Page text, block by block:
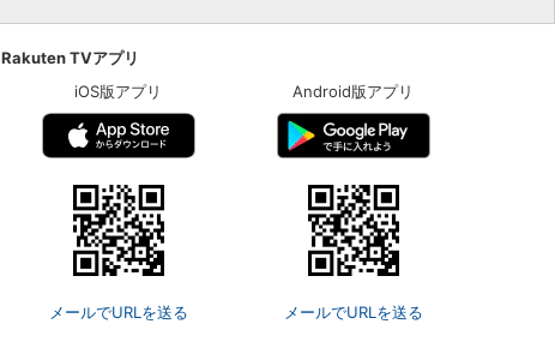
Rakuten TVアプリ
iOS版アプリ
メールでURLを送る
Android版アプリ
メールでURLを送る